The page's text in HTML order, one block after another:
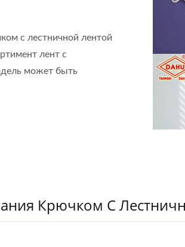
с лестничной лентой
лент с
может быть
Крючком С